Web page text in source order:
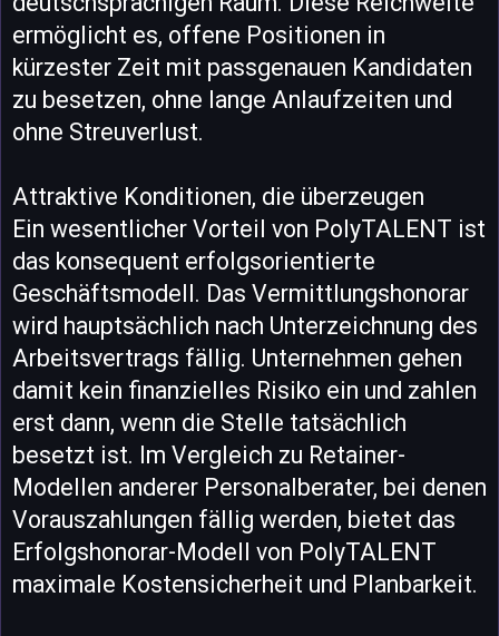
ermöglicht es, offene Positionen in
kürzester Zeit mit passgenauen Kandidaten
zu besetzen, ohne lange Anlaufzeiten und
ohne Streuverlust.
Attraktive Konditionen, die überzeugen
Ein wesentlicher Vorteil von PolyTALENT ist
das konsequent erfolgsorientierte
Geschäftsmodell. Das Vermittlungshonorar
wird hauptsächlich nach Unterzeichnung des
Arbeitsvertrags fällig. Unternehmen gehen
damit kein finanzielles Risiko ein und zahlen
erst dann, wenn die Stelle tatsächlich
besetzt ist. Im Vergleich zu Retainer-
Modellen anderer Personalberater, bei denen
Vorauszahlungen fällig werden, bietet das
Erfolgshonorar-Modell von PolyTALENT
maximale Kostensicherheit und Planbarkeit.